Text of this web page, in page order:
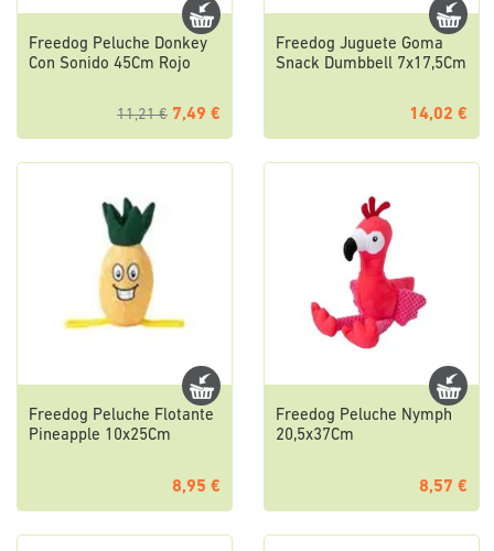
Freedog Peluche Donkey
Con Sonido 45Cm Rojo
11,21 € 7,49 €
Freedog Juguete Goma
Snack Dumbbell 7x17,5Cm
14,02 €
Freedog Peluche Flotante
Pineapple 10x25Cm
8,95 €
Freedog Peluche Nymph
20,5x37Cm
8,57 €